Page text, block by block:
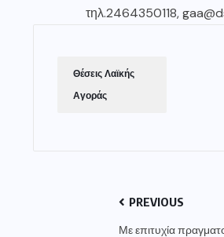
τηλ.2464350118,
Θέσεις Λαϊκής
Αγοράς
PREVIOUS
Με επιτυχία